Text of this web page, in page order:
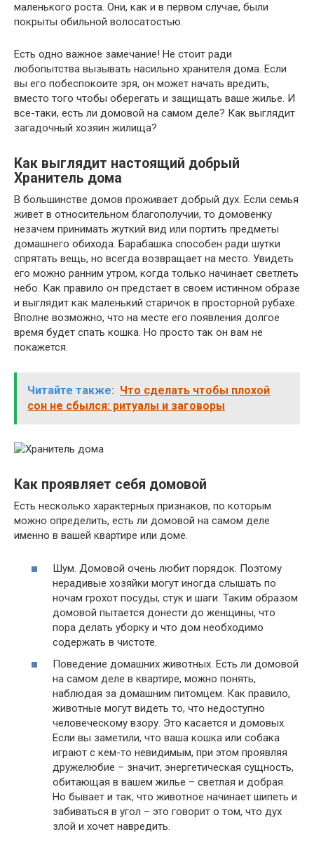
маленького роста. Они, как и в первом случае, были
покрыты обильной волосатостью.
Есть одно важное замечание! Не стоит ради
любопытства вызывать насильно хранителя дома. Если
вы его побеспокоите зря, он может начать вредить,
вместо того чтобы оберегать и защищать ваше жилье. И
все-таки, есть ли домовой на самом деле? Как выглядит
загадочный хозяин жилища?
Как выглядит настоящий добрый
Хранитель дома
В большинстве домов проживает добрый дух. Если семья
живет в относительном благополучии, то домовенку
незачем принимать жуткий вид или портить предметы
домашнего обихода. Барабашка способен ради шутки
спрятать вещь, но всегда возвращает на место. Увидеть
его можно ранним утром, когда только начинает светлеть
небо. Как правило он предстает в своем истинном образе
и выглядит как маленький старичок в просторной рубахе.
Вполне возможно, что на месте его появления долгое
время будет спать кошка. Но просто так он вам не
покажется.
Читайте также: Что сделать чтобы плохой
сон не сбылся: ритуалы и заговоры
Как проявляет себя домовой
Есть несколько характерных признаков, по которым
можно определить, есть ли домовой на самом деле
именно в вашей квартире или доме.
Шум. Домовой очень любит порядок. Поэтому
нерадивые хозяйки могут иногда слышать по
ночам грохот посуды, стук и шаги. Таким образом
домовой пытается донести до женщины, что
пора делать уборку и что дом необходимо
содержать в чистоте.
Поведение домашних животных. Есть ли домовой
на самом деле в квартире, можно понять,
наблюдая за домашним питомцем. Как правило,
животные могут видеть то, что недоступно
человеческому взору. Это касается и домовых.
Если вы заметили, что ваша кошка или собака
играют с кем-то невидимым, при этом проявляя
дружелюбие – значит, энергетическая сущность,
обитающая в вашем жилье – светлая и добрая.
Но бывает и так, что животное начинает шипеть и
забиваться в угол – это говорит о том, что дух
злой и хочет навредить.